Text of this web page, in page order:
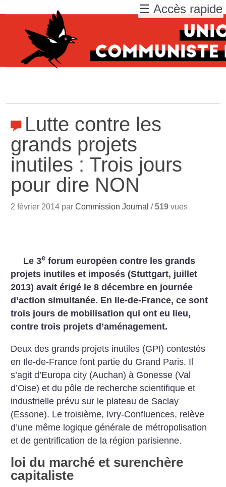
Lutte contre les
grands projets
inutiles : Trois jours
pour dire NON
2 février 2014 parCommission Journal /519 vues
Le 3e forum européen contre les grands
projets inutiles et imposés (Stuttgart, juillet
2013) avait érigé le 8 décembre en journée
d’action simultanée. En Ile-de-France, ce sont
trois jours de mobilisation qui ont eu lieu,
contre trois projets d’aménagement.
Deux des grands projets inutiles (GPI) contestés
en Ile-de-France font partie du Grand Paris. Il
s’agit d’Europa city (Auchan) à Gonesse (Val
d’Oise) et du pôle de recherche scientifique et
industrielle prévu sur le plateau de Saclay
(Essone). Le troisième, Ivry-Confluences, relève
d’une même logique générale de métropolisation
et de gentrification de la région parisienne.
loi du marché et surenchère
capitaliste
☰ Accès rapide